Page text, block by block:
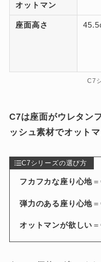
オットマン
座面高さ
C7
C7は座面がウレタン
ッシュ素材でオット
C7シリーズの選び方
フカフカな座り心地
弾力のある座り心地
オットマンが欲しい